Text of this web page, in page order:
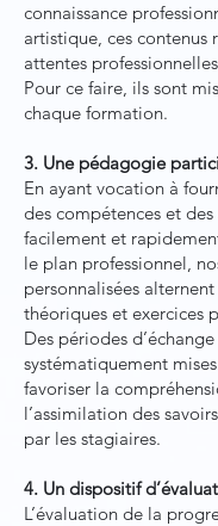
connaissance
artistique, ces contenus
attentes
Pour ce faire, ils sont
chaque formation.
3. Une pédagogie
En ayant vocation à
des compétences et
facilement et
le plan professionnel,
personnalisées
théoriques et exercices
Des périodes
systématiquement
favoriser la
l’assimilation des
par les stagiaires.
4. Un dispositif
L’évaluation de la